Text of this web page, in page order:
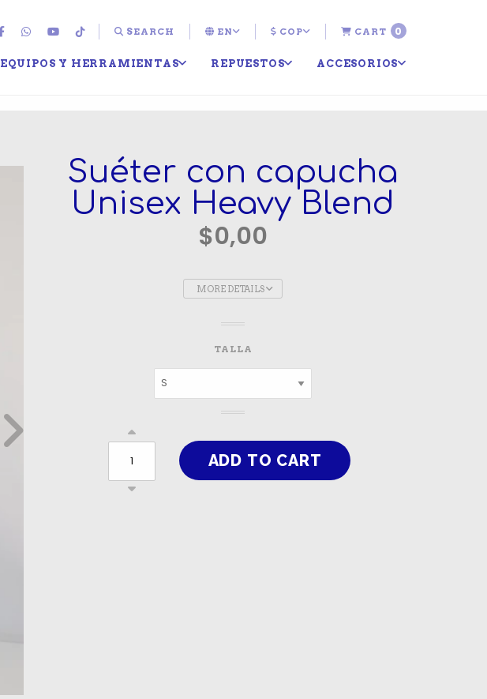
SEARCH EN COP CART 0
EQUIPOS Y HERRAMIENTAS REPUESTOS ACCESORIOS
Suéter con capucha
Unisex Heavy Blend
$0,00
MORE DETAILS
TALLA